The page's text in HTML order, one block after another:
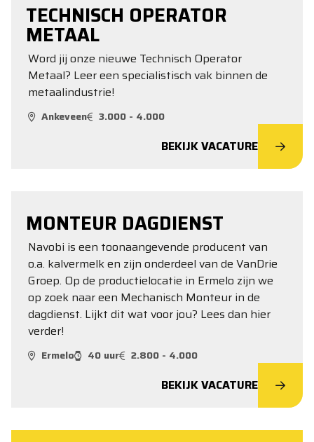
TECHNISCH OPERATOR
METAAL
Word jij onze nieuwe Technisch Operator
Metaal? Leer een specialistisch vak binnen de
metaalindustrie!
Ankeveen 3.000 - 4.000
BEKIJK VACATURE
MONTEUR DAGDIENST
Navobi is een toonaangevende producent van
o.a. kalvermelk en zijn onderdeel van de VanDrie
Groep. Op de productielocatie in Ermelo zijn we
op zoek naar een Mechanisch Monteur in de
dagdienst. Lijkt dit wat voor jou? Lees dan hier
verder!
Ermelo 40 uur 2.800 - 4.000
BEKIJK VACATURE